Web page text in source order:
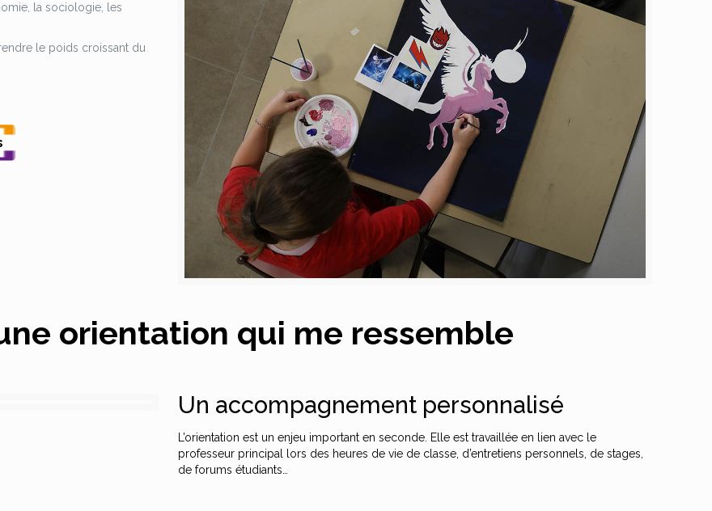
la sociologie, les
le poids croissant du
orientation qui me ressemble
Un accompagnement personnalisé
L’orientation est un enjeu important en seconde. Elle est travaillée en lien avec le
professeur principal lors des heures de vie de classe, d’entretiens personnels, de stages,
de forums étudiants…